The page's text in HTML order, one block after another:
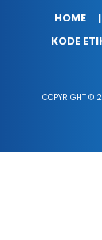
HOME
KODE
COPYRIGHT ©